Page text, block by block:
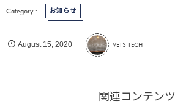
※協賛金ではなく、バナー画像
お知らせ
August 15 ,2020 VETS TECH
関連コンテンツ